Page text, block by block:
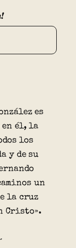
es
él, la
los
y de su
un
la cruz
Cristo».